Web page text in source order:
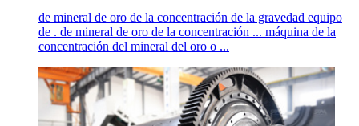
de mineral de oro de la concentración de la gravedad equipo
de . de mineral de oro de la concentración ... máquina de la
concentración del mineral del oro o ...